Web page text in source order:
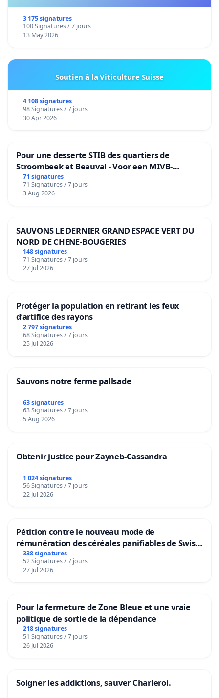
3 175 signatures
100 Signatures / 7 jours
13 May 2026
Soutien à la Viticulture Suisse
4 108 signatures
98 Signatures / 7 jours
30 Apr 2026
Pour une desserte STIB des quartiers de
Stroombeek et Beauval - Voor een MIVB-
bediening van de wijken Strombeek en Het
Voor
71 signatures
71 Signatures / 7 jours
3 Aug 2026
SAUVONS LE DERNIER GRAND ESPACE VERT DU
NORD DE CHENE-BOUGERIES
148 signatures
71 Signatures / 7 jours
27 Jul 2026
Protéger la population en retirant les feux
d’artifice des rayons
2 797 signatures
68 Signatures / 7 jours
25 Jul 2026
Sauvons notre ferme pallsade
63 signatures
63 Signatures / 7 jours
5 Aug 2026
Obtenir justice pour Zayneb-Cassandra
1 024 signatures
56 Signatures / 7 jours
22 Jul 2026
Pétition contre le nouveau mode de
rémunération des céréales panifiables de Swiss
granum basé sur la teneur en protéines
338 signatures
52 Signatures / 7 jours
27 Jul 2026
Pour la fermeture de Zone Bleue et une vraie
politique de sortie de la dépendance
218 signatures
51 Signatures / 7 jours
26 Jul 2026
Soigner les addictions, sauver Charleroi.